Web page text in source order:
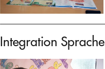
Integration Sprache